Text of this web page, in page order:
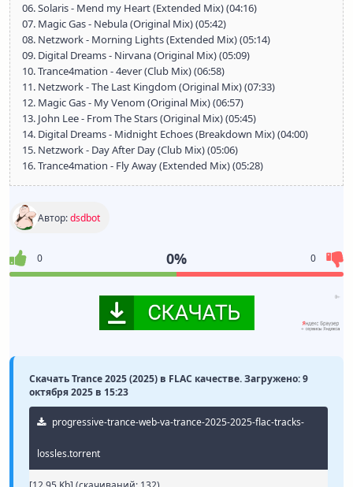
06. Solaris - Mend my Heart (Extended Mix) (04:16)
07. Magic Gas - Nebula (Original Mix) (05:42)
08. Netzwork - Morning Lights (Extended Mix) (05:14)
09. Digital Dreams - Nirvana (Original Mix) (05:09)
10. Trance4mation - 4ever (Club Mix) (06:58)
11. Netzwork - The Last Kingdom (Original Mix) (07:33)
12. Magic Gas - My Venom (Original Mix) (06:57)
13. John Lee - From The Stars (Original Mix) (05:45)
14. Digital Dreams - Midnight Echoes (Breakdown Mix) (04:00)
15. Netzwork - Day After Day (Club Mix) (05:06)
16. Trance4mation - Fly Away (Extended Mix) (05:28)
Автор:dsdbot
0 0% 0
Скачать Trance 2025 (2025) в FLAC качестве. Загружено: 9
октября 2025 в 15:23
progressive-trance-web-va-trance-2025-2025-flac-tracks-
lossles.torrent